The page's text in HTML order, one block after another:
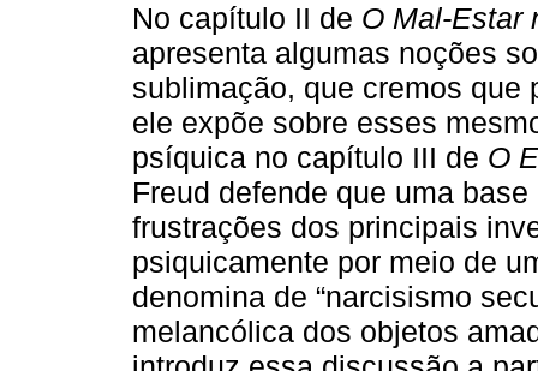
No capítulo II de O Mal-Estar
apresenta algumas noções
sublimação, que cremos que
ele expõe sobre esses
psíquica no capítulo III de O
Freud defende que uma
frustrações dos principais
psiquicamente por meio de
denomina de “narcisismo
melancólica dos objetos